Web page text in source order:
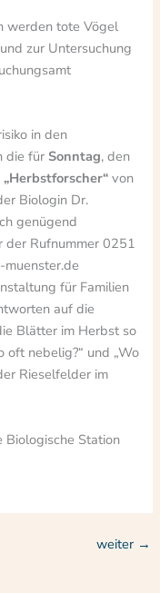
werden tote Vögel
zur Untersuchung
in den
die für Sonntag, den
„Herbstforscher“ von
Biologin Dr.
genügend
der Rufnummer 0251
für Familien
auf die
Blätter im Herbst so
oft nebelig?“ und „Wo
Rieselfelder im
Station
weiter →